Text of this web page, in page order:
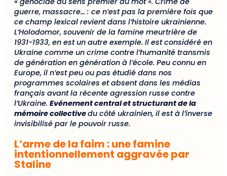
guerre, massacre… : ce n’est pas la première fois que
ce champ lexical revient dans l’histoire ukrainienne.
L’Holodomor, souvenir de la famine meurtrière de
1931-1933, en est un autre exemple. Il est considéré en
Ukraine comme un crime contre l’humanité transmis
de génération en génération à l’école. Peu connu en
Europe, il n’est peu ou pas étudié dans nos
programmes scolaires et absent dans les médias
français avant la récente agression russe contre
l’Ukraine. Evénement central et structurant de la
mémoire collectivedu côté ukrainien, il est à l’inverse
invisibilisé par le pouvoir russe.
L’arme de la faim : une famine
intentionnellement aggravée par
Staline